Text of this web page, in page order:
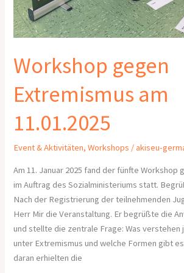
Workshop gegen
Extremismus am
11.01.2025
Event & Aktivitäten,Workshops /akiseu-
Am 11. Januar 2025 fand der fünfte Workshop
im Auftrag des Sozialministeriums statt.
Nach der Registrierung der teilnehmenden
Herr Mir die Veranstaltung. Er begrüßte die
und stellte die zentrale Frage: Was verstehen
unter Extremismus und welche Formen gibt
daran erhielten die